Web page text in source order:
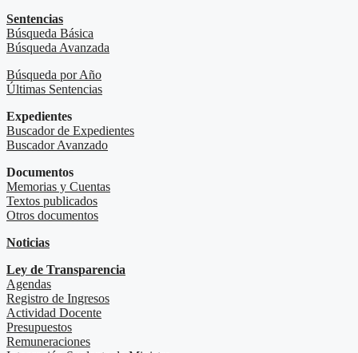
Sentencias
Búsqueda Básica
Búsqueda Avanzada
Búsqueda por Año
Últimas Sentencias
Expedientes
Buscador de Expedientes
Buscador Avanzado
Documentos
Memorias y Cuentas
Textos publicados
Otros documentos
Noticias
Ley de Transparencia
Agendas
Registro de Ingresos
Actividad Docente
Presupuestos
Remuneraciones